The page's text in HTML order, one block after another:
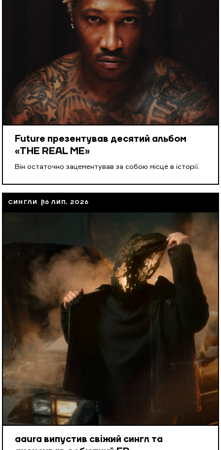
Future презентував десятий альбом
«THE REAL ME»
Він остаточно зацементував за собою місце в історії.
СИНГЛИ 16 ЛИП, 2026
aaura випустив свіжий сингл та